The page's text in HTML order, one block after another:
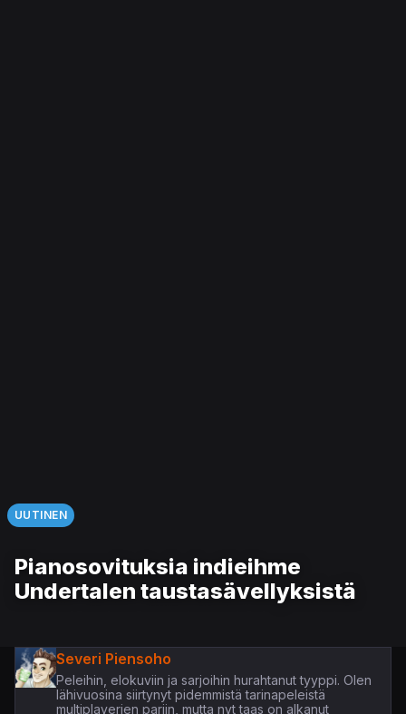
UUTINEN
Pianosovituksia indieihme
Undertalen taustasävellyksistä
Severi Piensoho
Peleihin, elokuviin ja sarjoihin hurahtanut tyyppi. Olen
lähivuosina siirtynyt pidemmistä tarinapeleistä
multiplayerien pariin, mutta nyt taas on alkanut